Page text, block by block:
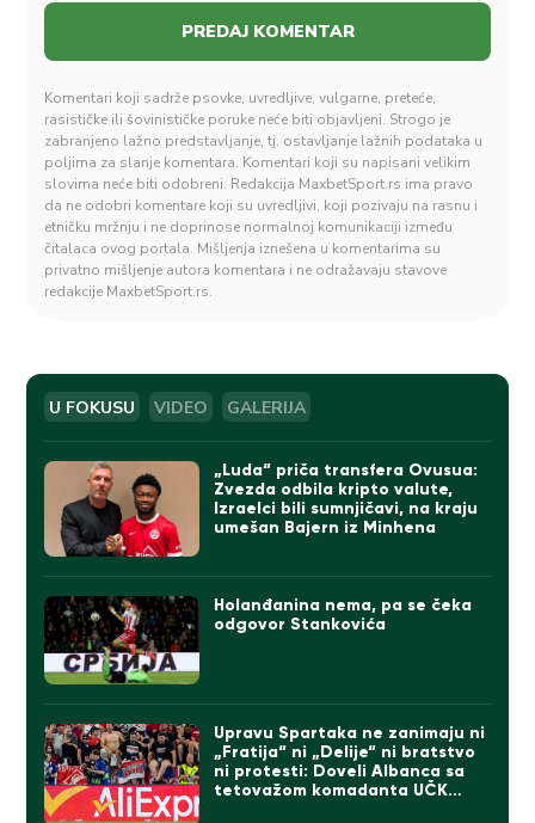
Komentari koji sadrže psovke, uvredljive, vulgarne, preteće,
rasističke ili šovinističke poruke neće biti objavljeni. Strogo je
zabranjeno lažno predstavljanje, tj. ostavljanje lažnih podataka u
poljima za slanje komentara. Komentari koji su napisani velikim
slovima neće biti odobreni. Redakcija MaxbetSport.rs ima pravo
da ne odobri komentare koji su uvredljivi, koji pozivaju na rasnu i
etničku mržnju i ne doprinose normalnoj komunikaciji između
čitalaca ovog portala. Mišljenja iznešena u komentarima su
privatno mišljenje autora komentara i ne odražavaju stavove
redakcije MaxbetSport.rs.
U FOKUSU VIDEO GALERIJA
„Luda“ priča transfera Ovusua:
Zvezda odbila kripto valute,
Izraelci bili sumnjičavi, na kraju
umešan Bajern iz Minhena
Holanđanina nema, pa se čeka
odgovor Stankovića
Upravu Spartaka ne zanimaju ni
„Fratija“ ni „Delije“ ni bratstvo
ni protesti: Doveli Albanca sa
tetovažom komadanta UČK